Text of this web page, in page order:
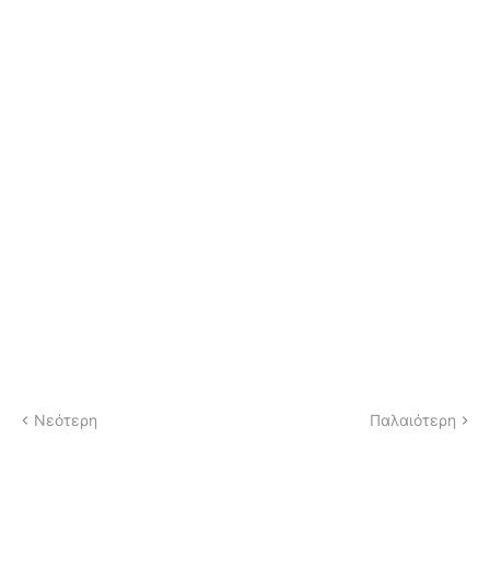
Νεότερη Παλαιότερη